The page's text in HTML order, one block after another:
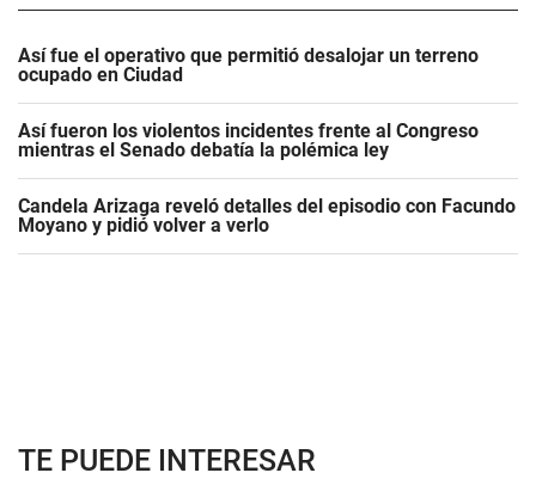
Así fue el operativo que permitió desalojar un terreno
ocupado en Ciudad
Así fueron los violentos incidentes frente al Congreso
mientras el Senado debatía la polémica ley
Candela Arizaga reveló detalles del episodio con Facundo
Moyano y pidió volver a verlo
TE PUEDE INTERESAR